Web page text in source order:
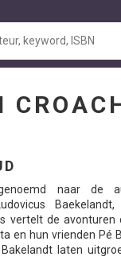
naar de
vertelt de
en hun vrienden Pé
laten